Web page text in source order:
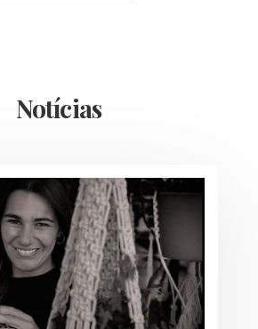
Notícias